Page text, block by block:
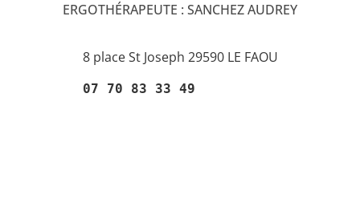
ERGOTHÉRAPEUTE : SANCHEZ AUDREY
8 place St Joseph 29590 LE FAOU
07 70 83 33 49